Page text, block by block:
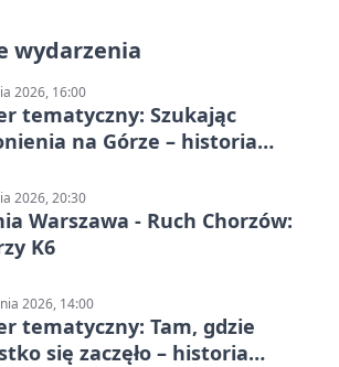
wydarzenia
2026, 16:00
tematyczny: Szukając
na Górze – historia
2026, 20:30
Warszawa - Ruch Chorzów:
K6
2026, 14:00
tematyczny: Tam, gdzie
się zaczęło – historia